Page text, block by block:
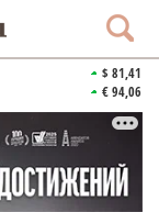
$ 81,41
€ 94,06